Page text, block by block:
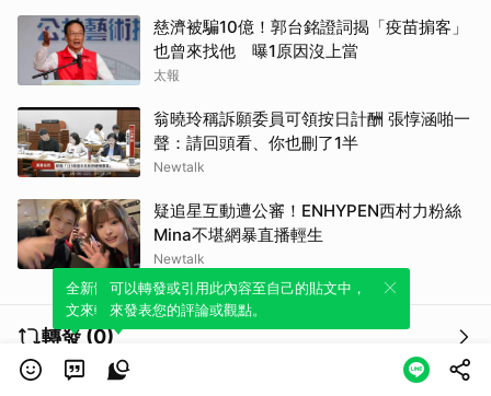
慈濟被騙10億！郭台銘證詞揭「疫苗掮客」
也曾來找他 曝1原因沒上當
太報
翁曉玲稱訴願委員可領按日計酬 張惇涵啪一
聲：請回頭看、你也刪了1半
Newtalk
疑追星互動遭公審！ENHYPEN西村力粉絲
Mina不堪網暴直播輕生
Newtalk
轉發 (0)
全新體驗！一鍵引用此內容，透過發布貼
文來輕鬆表達個人立場。
可以轉發或引用此內容至自己的貼文中，
來發表您的評論或觀點。